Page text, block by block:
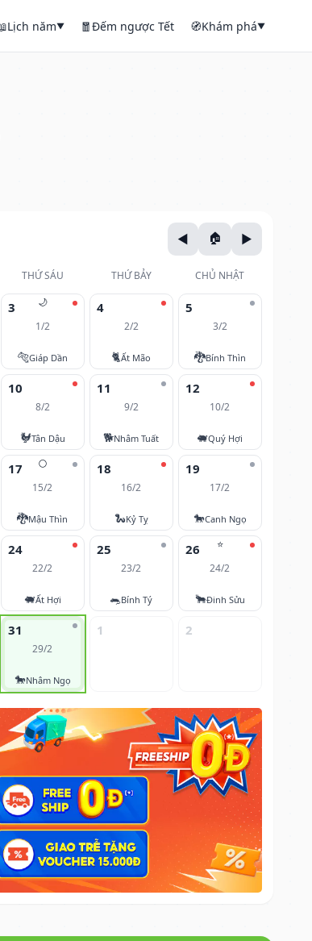
Lịch năm▼ 🧧Đếm ngược Tết 🧭Khám phá▼
THỨ SÁU THỨ BẢY CHỦ NHẬT
🌙
3
1/2
🐅Giáp Dần
4
2/2
🐈Ất Mão
5
3/2
🐉Bính Thìn
10
8/2
🐓Tân Dậu
11
9/2
🐕Nhâm Tuất
12
10/2
🐖Quý Hợi
🌕
17
15/2
🐉Mậu Thìn
18
16/2
🐍Kỷ Tỵ
19
17/2
🐎Canh Ngọ
24
22/2
🐖Ất Hợi
25
23/2
🐀Bính Tý
⭐
26
24/2
🐂Đinh Sửu
31
29/2
🐎Nhâm Ngọ
1 2